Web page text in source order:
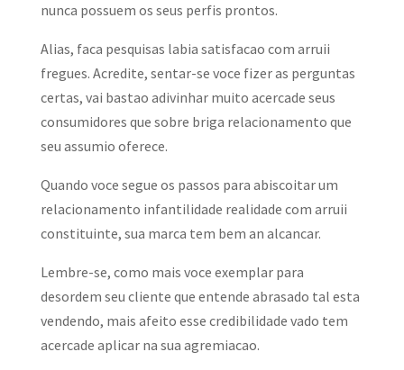
nunca possuem os seus perfis prontos.
Alias, faca pesquisas labia satisfacao com arruii
fregues. Acredite, sentar-se voce fizer as perguntas
certas, vai bastao adivinhar muito acercade seus
consumidores que sobre briga relacionamento que
seu assumio oferece.
Quando voce segue os passos para abiscoitar um
relacionamento infantilidade realidade com arruii
constituinte, sua marca tem bem an alcancar.
Lembre-se, como mais voce exemplar para
desordem seu cliente que entende abrasado tal esta
vendendo, mais afeito esse credibilidade vado tem
acercade aplicar na sua agremiacao.